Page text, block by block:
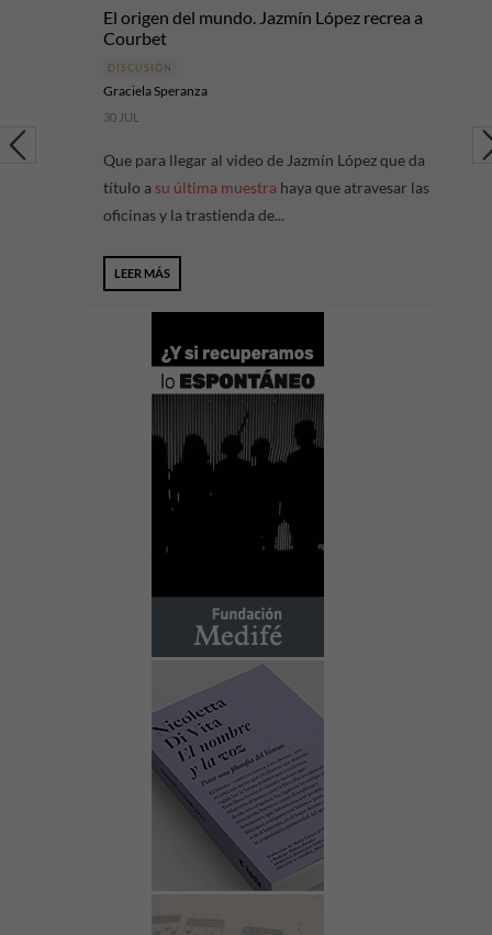
El origen del mundo. Jazmín López recrea a
Courbet
DISCUSIÓN
Graciela Speranza
30 JUL
Que para llegar al video de Jazmín López que da
título a su última muestra haya que atravesar las
oficinas y la trastienda de...
LEER MÁS